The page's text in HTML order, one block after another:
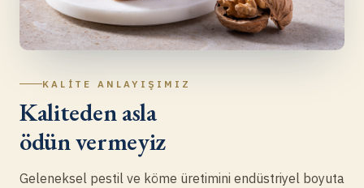
KALITE ANLAYIŞIMIZ
Kaliteden asla
ödün vermeyiz
Geleneksel pestil ve köme üretimini endüstriyel boyuta